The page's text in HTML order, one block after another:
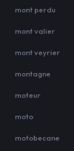
mont perdu
mont valier
mont veyrier
montagne
moteur
moto
motobecane